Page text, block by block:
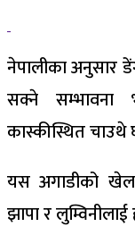
नेपालीका अनुसार
सक्ने
कास्कीस्थित चाउथे
यस अगाडीको
झापा र